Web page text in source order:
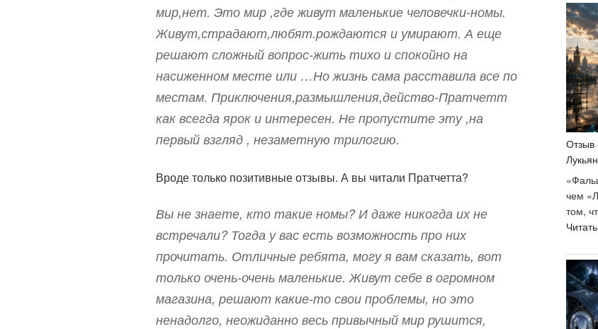
мир,нет. Это мир ,где живут маленькие человечки-номы.
Живут,страдают,любят.рождаются и умирают. А еще
решают сложный вопрос-жить тихо и спокойно на
насиженном месте или …Но жизнь сама расставила все по
местам. Приключения,размышления,действо-Пратчетт
как всегда ярок и интересен. Не пропустите эту ,на
первый взгляд , незаметную трилогию.
Вроде только позитивные отзывы. А вы читали Пратчетта?
Вы не знаете, кто такие номы? И даже никогда их не
встречали? Тогда у вас есть возможность про них
прочитать. Отличные ребята, могу я вам сказать, вот
только очень-очень маленькие. Живут себе в огромном
магазина, решают какие-то свои проблемы, но это
ненадолго, неожиданно весь привычный мир рушится,
Отзыв
чем
том,